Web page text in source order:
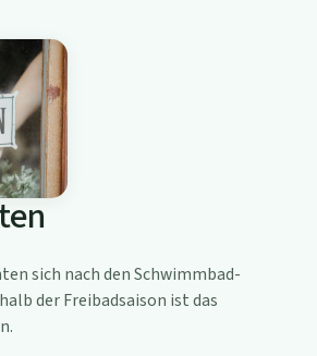
sich nach den Schwimmbad-
der Freibadsaison ist das